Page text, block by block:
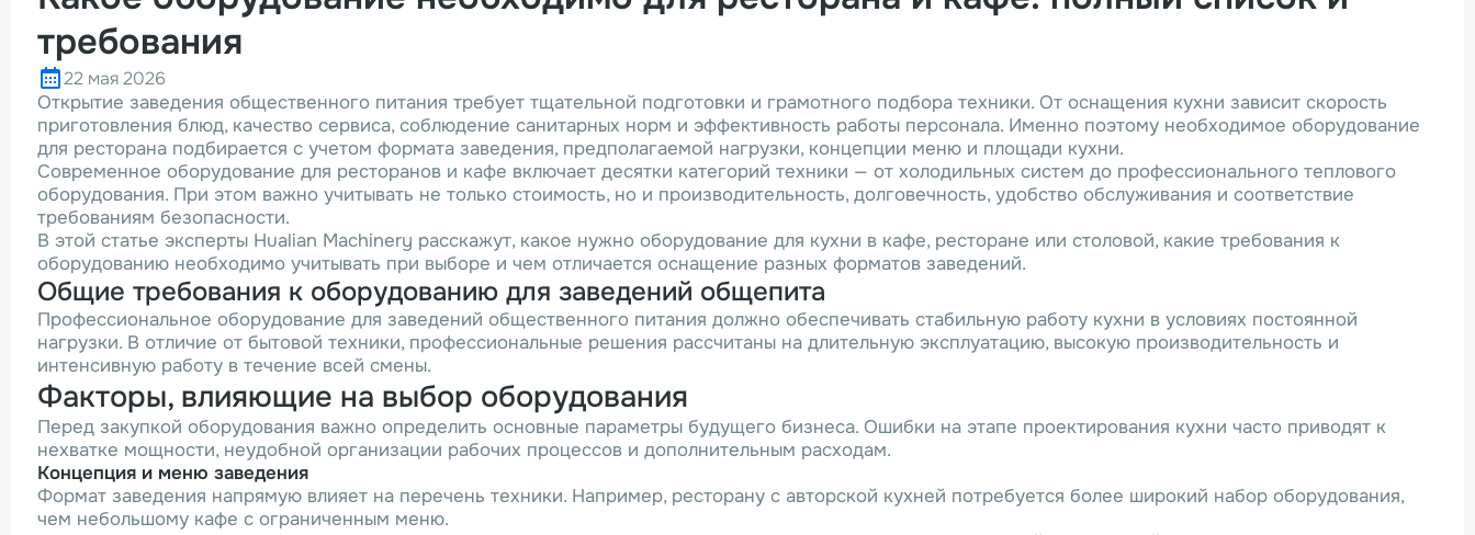
требования
22 мая 2026
Открытие заведения общественного питания требует тщательной подготовки и грамотного подбора техники. От оснащения кухни зависит скорость
приготовления блюд, качество сервиса, соблюдение санитарных норм и эффективность работы персонала. Именно поэтому необходимое оборудование
для ресторана подбирается с учетом формата заведения, предполагаемой нагрузки, концепции меню и площади кухни.
Современное оборудование для ресторанов и кафе включает десятки категорий техники — от холодильных систем до профессионального теплового
оборудования. При этом важно учитывать не только стоимость, но и производительность, долговечность, удобство обслуживания и соответствие
требованиям безопасности.
В этой статье эксперты Hualian Machinery расскажут, какое нужно оборудование для кухни в кафе, ресторане или столовой, какие требования к
оборудованию необходимо учитывать при выборе и чем отличается оснащение разных форматов заведений.
Общие требования к оборудованию для заведений общепита
Профессиональное оборудование для заведений общественного питания должно обеспечивать стабильную работу кухни в условиях постоянной
нагрузки. В отличие от бытовой техники, профессиональные решения рассчитаны на длительную эксплуатацию, высокую производительность и
интенсивную работу в течение всей смены.
Факторы, влияющие на выбор оборудования
Перед закупкой оборудования важно определить основные параметры будущего бизнеса. Ошибки на этапе проектирования кухни часто приводят к
нехватке мощности, неудобной организации рабочих процессов и дополнительным расходам.
Концепция и меню заведения
Формат заведения напрямую влияет на перечень техники. Например, ресторану с авторской кухней потребуется более широкий набор оборудования,
чем небольшому кафе с ограниченным меню.